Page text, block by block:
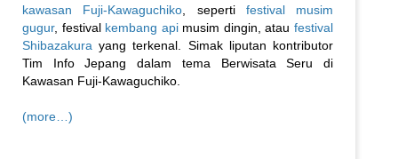
kawasan Fuji-Kawaguchiko , seperti festival musim
gugur, festival kembang apimusim dingin, ataufestival
Shibazakura yang terkenal. Simak liputan kontributor
Tim Info Jepang dalam tema Berwisata Seru di
Kawasan Fuji-Kawaguchiko.
(more…)